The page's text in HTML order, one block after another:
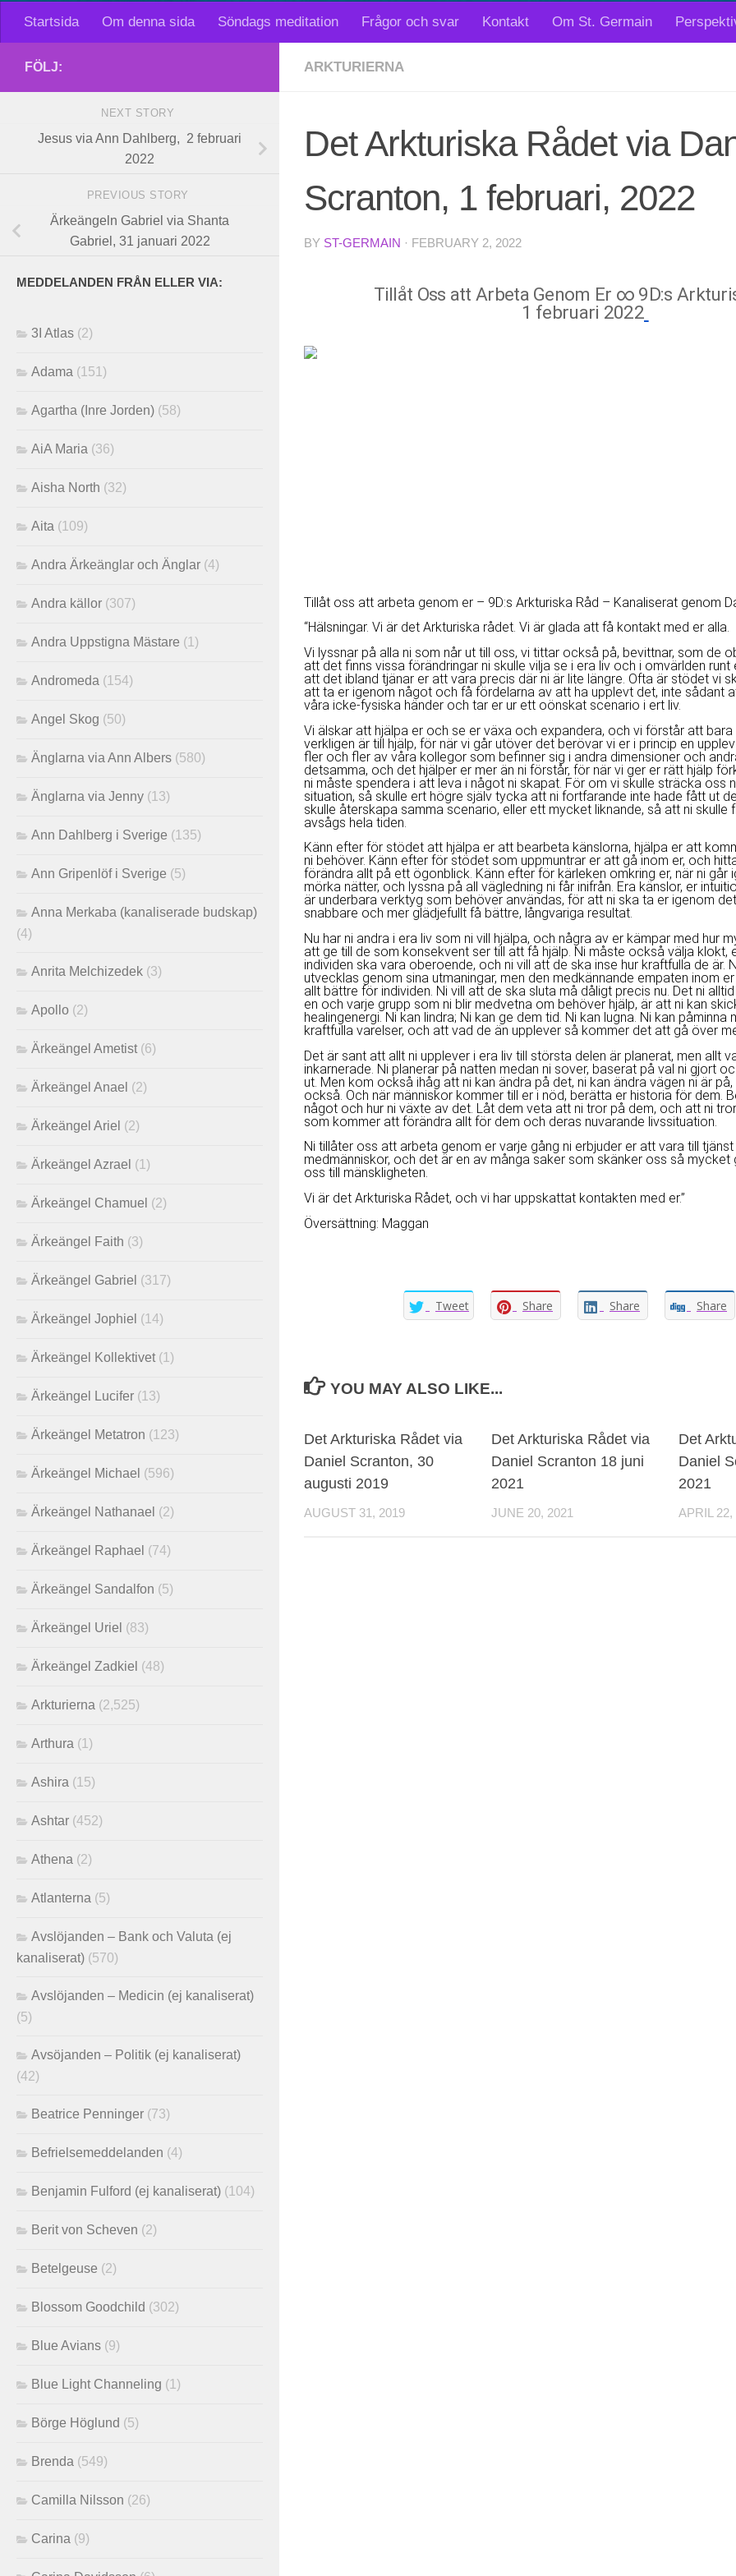
Startsida Om denna sida Söndags meditation Frågor och svar Kontakt Om St. Germain
ARKTURIERNA
Det Arkturiska Rådet via
Scranton, 1 februari, 2022
BY ST-GERMAIN · FEBRUARY 2, 2022
Tillåt Oss att Arbeta Genom Er ∞ 9D:s
1 februari 2022
Tillåt oss att arbeta genom er – 9D:s Arkturiska Råd – Kanaliserat genom
“Hälsningar. Vi är det Arkturiska rådet. Vi är glada att få kontakt med er alla.
Vi lyssnar på alla ni som når ut till oss, vi tittar också på, bevittnar, som de
att det finns vissa förändringar ni skulle vilja se i era liv och i omvärlden runt
att det ibland tjänar er att vara precis där ni är lite längre. Ofta är stödet vi
att ta er igenom något och få fördelarna av att ha upplevt det, inte sådant
våra icke-fysiska händer och tar er ur ett oönskat scenario i ert liv.
Vi älskar att hjälpa er och se er växa och expandera, och vi förstår att bara
verkligen är till hjälp, för när vi går utöver det berövar vi er i princip en
fler och fler av våra kollegor som befinner sig i andra dimensioner och
detsamma, och det hjälper er mer än ni förstår, för när vi ger er rätt hjälp
ni måste spendera i att leva i något ni skapat. För om vi skulle sträcka oss
situation, så skulle ert högre själv tycka att ni fortfarande inte hade fått ut
skulle återskapa samma scenario, eller ett mycket liknande, så att ni skulle
avsågs hela tiden.
Känn efter för stödet att hjälpa er att bearbeta känslorna, hjälpa er att
ni behöver. Känn efter för stödet som uppmuntrar er att gå inom er, och
förändra allt på ett ögonblick. Känn efter för kärleken omkring er, när ni går
mörka nätter, och lyssna på all vägledning ni får inifrån. Era känslor, er
är underbara verktyg som behöver användas, för att ni ska ta er igenom
snabbare och mer glädjefullt få bättre, långvariga resultat.
Nu har ni andra i era liv som ni vill hjälpa, och några av er kämpar med hur
att ge till de som konsekvent ser till att få hjälp. Ni måste också välja klokt,
individen ska vara oberoende, och ni vill att de ska inse hur kraftfulla de är.
utvecklas genom sina utmaningar, men den medkännande empaten inom
allt bättre för individen. Ni vill att de ska sluta må dåligt precis nu. Det ni
en och varje grupp som ni blir medvetna om behöver hjälp, är att ni kan
healingenergi. Ni kan lindra; Ni kan ge dem tid. Ni kan lugna. Ni kan
kraftfulla varelser, och att vad de än upplever så kommer det att gå över
Det är sant att allt ni upplever i era liv till största delen är planerat, men allt
inkarnerade. Ni planerar på natten medan ni sover, baserat på val ni gjort
ut. Men kom också ihåg att ni kan ändra på det, ni kan ändra vägen ni är
också. Och när människor kommer till er i nöd, berätta er historia för dem.
något och hur ni växte av det. Låt dem veta att ni tror på dem, och att ni
som kommer att förändra allt för dem och deras nuvarande livssituation.
Ni tillåter oss att arbeta genom er varje gång ni erbjuder er att vara till
medmänniskor, och det är en av många saker som skänker oss så mycket
oss till mänskligheten.
Vi är det Arkturiska Rådet, och vi har uppskattat kontakten med er.”
Översättning: Maggan
Tweet Share Share Share
YOU MAY ALSO LIKE...
Det Arkturiska Rådet via
Daniel Scranton, 30
augusti 2019
AUGUST 31, 2019
Det Arkturiska Rådet via
Daniel Scranton 18 juni
2021
JUNE 20, 2021
Det
Daniel
2021
APRIL 22,
FÖLJ:
NEXT STORY
Jesus via Ann Dahlberg, 2 februari
2022
PREVIOUS STORY
Ärkeängeln Gabriel via Shanta
Gabriel, 31 januari 2022
MEDDELANDEN FRÅN ELLER VIA:
3I Atlas (2)
Adama (151)
Agartha (Inre Jorden) (58)
AiA Maria (36)
Aisha North (32)
Aita (109)
Andra Ärkeänglar och Änglar (4)
Andra källor (307)
Andra Uppstigna Mästare (1)
Andromeda (154)
Angel Skog (50)
Änglarna via Ann Albers (580)
Änglarna via Jenny (13)
Ann Dahlberg i Sverige (135)
Ann Gripenlöf i Sverige (5)
Anna Merkaba (kanaliserade budskap)
(4)
Anrita Melchizedek (3)
Apollo (2)
Ärkeängel Ametist (6)
Ärkeängel Anael (2)
Ärkeängel Ariel (2)
Ärkeängel Azrael (1)
Ärkeängel Chamuel (2)
Ärkeängel Faith (3)
Ärkeängel Gabriel (317)
Ärkeängel Jophiel (14)
Ärkeängel Kollektivet (1)
Ärkeängel Lucifer (13)
Ärkeängel Metatron (123)
Ärkeängel Michael (596)
Ärkeängel Nathanael (2)
Ärkeängel Raphael (74)
Ärkeängel Sandalfon (5)
Ärkeängel Uriel (83)
Ärkeängel Zadkiel (48)
Arkturierna (2,525)
Arthura (1)
Ashira (15)
Ashtar (452)
Athena (2)
Atlanterna (5)
Avslöjanden – Bank och Valuta (ej
kanaliserat) (570)
Avslöjanden – Medicin (ej kanaliserat)
(5)
Avsöjanden – Politik (ej kanaliserat)
(42)
Beatrice Penninger (73)
Befrielsemeddelanden (4)
Benjamin Fulford (ej kanaliserat) (104)
Berit von Scheven (2)
Betelgeuse (2)
Blossom Goodchild (302)
Blue Avians (9)
Blue Light Channeling (1)
Börge Höglund (5)
Brenda (549)
Camilla Nilsson (26)
Carina (9)